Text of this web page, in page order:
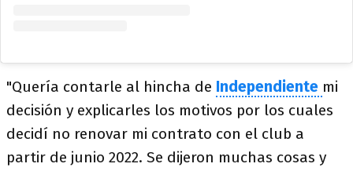
"Quería contarle al hincha de Independiente mi
decisión y explicarles los motivos por los cuales
decidí no renovar mi contrato con el club a
partir de junio 2022. Se dijeron muchas cosas y